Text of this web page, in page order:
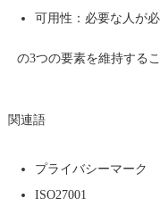
可用性：必要な人が
の3つの要素を維持する
関連語
プライバシーマーク
ISO27001